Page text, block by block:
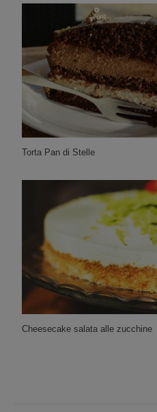
Torta Pan di Stelle
Cheesecake salata alle zucchine